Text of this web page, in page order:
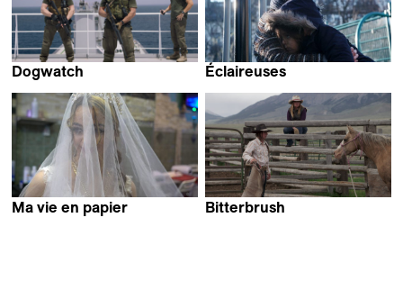
Dogwatch
Éclaireuses
Ma vie en papier
Bitterbrush